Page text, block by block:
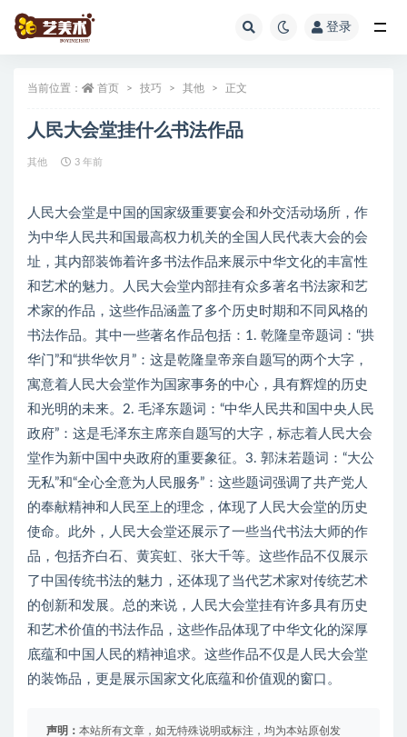
登录
当前位置： 首页 技巧 其他 正文
人民大会堂挂什么书法作品
其他 3 年前
人民大会堂是中国的国家级重要宴会和外交活动场所，作
为中华人民共和国最高权力机关的全国人民代表大会的会
址，其内部装饰着许多书法作品来展示中华文化的丰富性
和艺术的魅力。人民大会堂内部挂有众多著名书法家和艺
术家的作品，这些作品涵盖了多个历史时期和不同风格的
书法作品。其中一些著名作品包括：1. 乾隆皇帝题词：“拱
华门”和“拱华饮月”：这是乾隆皇帝亲自题写的两个大字，
寓意着人民大会堂作为国家事务的中心，具有辉煌的历史
和光明的未来。2. 毛泽东题词：“中华人民共和国中央人民
政府”：这是毛泽东主席亲自题写的大字，标志着人民大会
堂作为新中国中央政府的重要象征。3. 郭沫若题词：“大公
无私”和“全心全意为人民服务”：这些题词强调了共产党人
的奉献精神和人民至上的理念，体现了人民大会堂的历史
使命。此外，人民大会堂还展示了一些当代书法大师的作
品，包括齐白石、黄宾虹、张大千等。这些作品不仅展示
了中国传统书法的魅力，还体现了当代艺术家对传统艺术
的创新和发展。总的来说，人民大会堂挂有许多具有历史
和艺术价值的书法作品，这些作品体现了中华文化的深厚
底蕴和中国人民的精神追求。这些作品不仅是人民大会堂
的装饰品，更是展示国家文化底蕴和价值观的窗口。
声明： 本站所有文章，如无特殊说明或标注，均为本站原创发